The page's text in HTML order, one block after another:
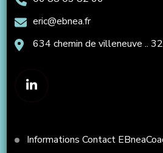
eric@ebnea.fr
634 chemin de villeneuve ..
Informations Contact